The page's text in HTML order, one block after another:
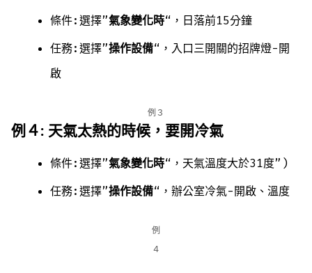
條件:選擇”氣象變化時“，日落前15分鐘
任務:選擇”操作設備“，入口三開關的招牌燈-開
啟
例３
例４: 天氣太熱的時候，要開冷氣
條件:選擇”氣象變化時“，天氣溫度大於31度”)
任務:選擇”操作設備“，辦公室冷氣-開啟、溫度
例
４